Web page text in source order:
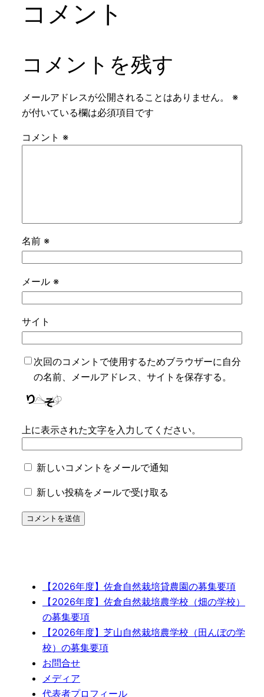
コメント
コメントを残す
メールアドレスが公開されることはありません。
※
が付いている欄は必須項目です
コメント ※
名前 ※
メール ※
サイト
次回のコメントで使用するためブラウザーに自分
の名前、メールアドレス、サイトを保存する。
上に表示された文字を入力してください。
新しいコメントをメールで通知
新しい投稿をメールで受け取る
【2026年度】佐倉自然栽培貸農園の募集要項
【2026年度】佐倉自然栽培農学校（畑の学校）
の募集要項
【2026年度】芝山自然栽培農学校（田んぼの学
校）の募集要項
お問合せ
メディア
代表者プロフィール